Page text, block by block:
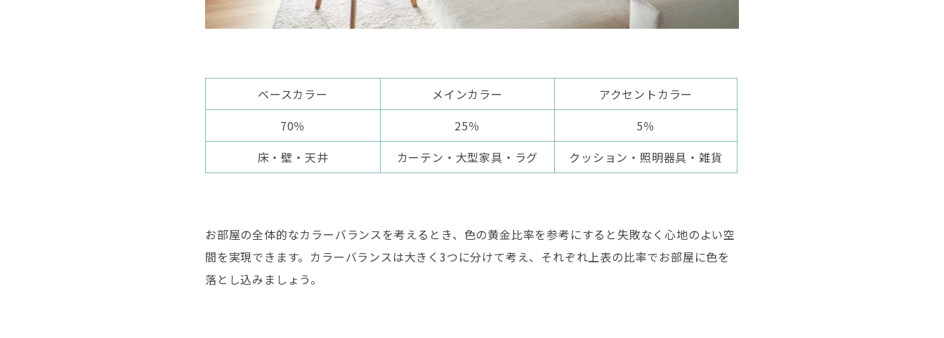
ベースカラー メインカラー
アクセントカラー
70％
25％
5％
床・壁・天井
カーテン・大型家具・ラグ クッション・照明器具・雑貨
お部屋の全体的なカラーバランスを考えるとき、色の黄金比率を参考にすると失敗なく心地のよい空
間を実現できます。カラーバランスは大きく3つに分けて考え、それぞれ上表の比率でお部屋に色を
落とし込みましょう。